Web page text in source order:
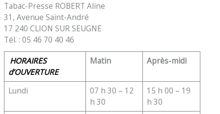
Tabac-Presse ROBERT Aline
31, Avenue Saint-André
17 240 CLION SUR SEUGNE
Tél. : 05 46 70 40 46
HORAIRES
d’OUVERTURE
Matin Après-midi
Lundi
07 h 30 – 12
h 30
15 h 00 – 19
h 30